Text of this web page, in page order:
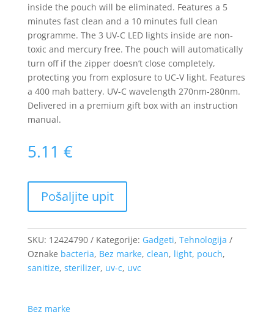
inside the pouch will be eliminated. Features a 5
minutes fast clean and a 10 minutes full clean
programme. The 3 UV-C LED lights inside are non-
toxic and mercury free. The pouch will automatically
turn off if the zipper doesn’t close completely,
protecting you from explosure to UC-V light. Features
a 400 mah battery. UV-C wavelength 270nm-280nm.
Delivered in a premium gift box with an instruction
manual.
5.11 €
SKU: 12424790 Kategorije: Gadgeti, Tehnologija
Oznake bacteria, Bez marke, clean, light, pouch,
sanitize, sterilizer, uv-c, uvc
Bez marke